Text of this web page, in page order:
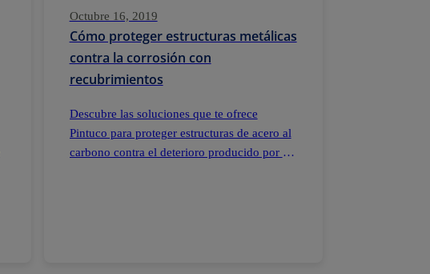
Octubre 16, 2019
Cómo proteger estructuras metálicas
contra la corrosión con
recubrimientos
Descubre las soluciones que te ofrece
Pintuco para proteger estructuras de acero al
carbono contra el deterioro producido por la